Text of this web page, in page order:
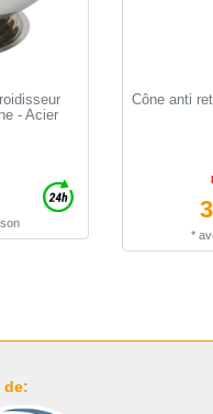
- Acier
Cône anti
*
de: